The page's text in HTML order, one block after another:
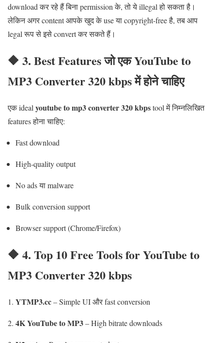
download कर रहे हैं बिना permission के, तो ये illegal हो सकता है।
लेकिन अगर content आपके खुद के use या copyright-free है, तब आप
legal रूप से इसे convert कर सकते हैं।
🔶 3. Best Features जो एक YouTube to
MP3 Converter 320 kbps में होने चाहिए
एक ideal youtube to mp3 converter 320 kbpstool में निम्नलिखित
features होना चाहिए:
Fast download
High-quality output
No ads या malware
Bulk conversion support
Browser support (Chrome/Firefox)
🔶 4. Top 10 Free Tools for YouTube to
MP3 Converter 320 kbps
YTMP3.cc– Simple UI और fast conversion
4K YouTube to MP3– High bitrate downloads